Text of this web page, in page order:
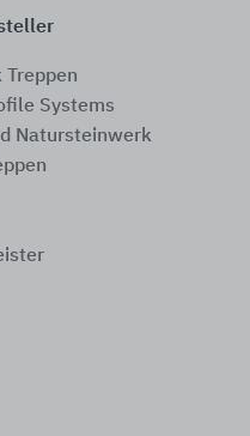
Treppen
Systems
Natursteinwerk